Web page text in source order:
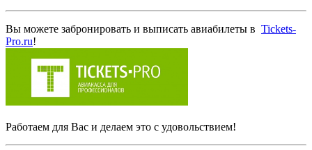
Вы можете забронировать и выписать авиабилеты в Tickets-
Pro.ru!
Работаем для Вас и делаем это с удовольствием!